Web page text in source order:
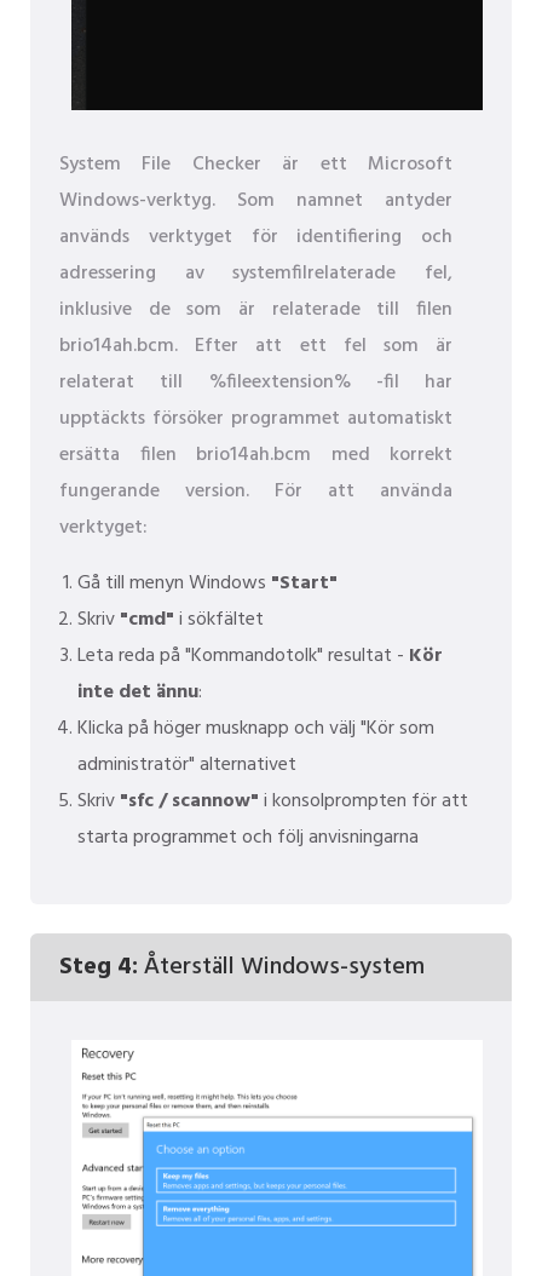
System File Checker är ett Microsoft
Windows-verktyg. Som namnet antyder
används verktyget för identifiering och
adressering av systemfilrelaterade fel,
inklusive de som är relaterade till filen
brio14ah.bcm. Efter att ett fel som är
relaterat till %fileextension% -fil har
upptäckts försöker programmet automatiskt
ersätta filen brio14ah.bcm med korrekt
fungerande version. För att använda
verktyget:
Gå till menyn Windows "Start"
Skriv"cmd"i sökfältet
Leta reda på "Kommandotolk" resultat - Kör
inte det ännu:
Klicka på höger musknapp och välj "Kör som
administratör" alternativet
Skriv"sfc / scannow"i konsolprompten för att
starta programmet och följ anvisningarna
Steg 4:Återställ Windows-system